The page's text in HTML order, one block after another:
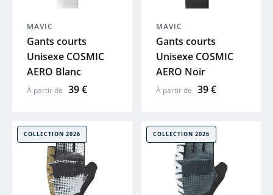
KLICKFIX
MAVIC
Gants courts
Unisexe COSMIC
AERO Blanc
À partir de 39 €
MAVIC
Gants courts
Unisexe COSMIC
AERO Noir
À partir de 39 €
COLLECTION 2026 COLLECTION 2026